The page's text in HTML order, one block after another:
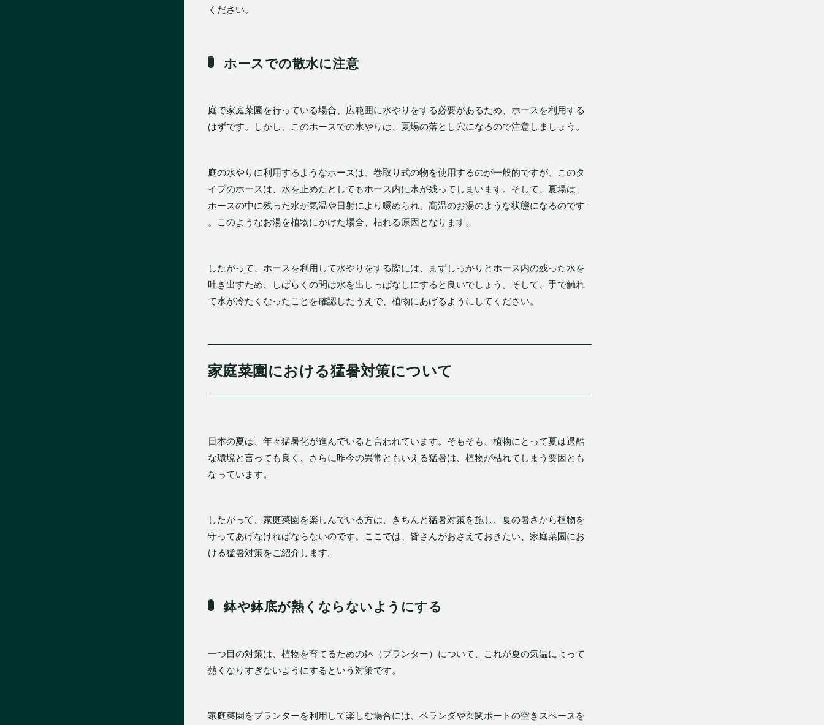
ください。
ホースでの散水に注意
庭で家庭菜園を行っている場合、広範囲に水やりをする必要があるため、ホースを利用する
はずです。しかし、このホースでの水やりは、夏場の落とし穴になるので注意しましょう。
庭の水やりに利用するようなホースは、巻取り式の物を使用するのが一般的ですが、このタ
イプのホースは、水を止めたとしてもホース内に水が残ってしまいます。そして、夏場は、
ホースの中に残った水が気温や日射により暖められ、高温のお湯のような状態になるのです
。このようなお湯を植物にかけた場合、枯れる原因となります。
したがって、ホースを利用して水やりをする際には、まずしっかりとホース内の残った水を
吐き出すため、しばらくの間は水を出しっぱなしにすると良いでしょう。そして、手で触れ
て水が冷たくなったことを確認したうえで、植物にあげるようにしてください。
家庭菜園における猛暑対策について
日本の夏は、年々猛暑化が進んでいると言われています。そもそも、植物にとって夏は過酷
な環境と言っても良く、さらに昨今の異常ともいえる猛暑は、植物が枯れてしまう要因とも
なっています。
したがって、家庭菜園を楽しんでいる方は、きちんと猛暑対策を施し、夏の暑さから植物を
守ってあげなければならないのです。ここでは、皆さんがおさえておきたい、家庭菜園にお
ける猛暑対策をご紹介します。
鉢や鉢底が熱くならないようにする
一つ目の対策は、植物を育てるための鉢（プランター）について、これが夏の気温によって
熱くなりすぎないようにするという対策です。
家庭菜園をプランターを利用して楽しむ場合には、ベランダや玄関ポートの空きスペースを